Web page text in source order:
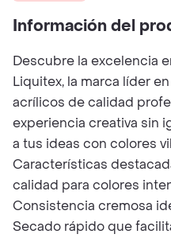
Información del
Descubre la excelencia
Liquitex, la marca líder
acrílicos de calidad
experiencia creativa sin
a tus ideas con colores
Características
calidad para colores
Consistencia cremosa
Secado rápido que